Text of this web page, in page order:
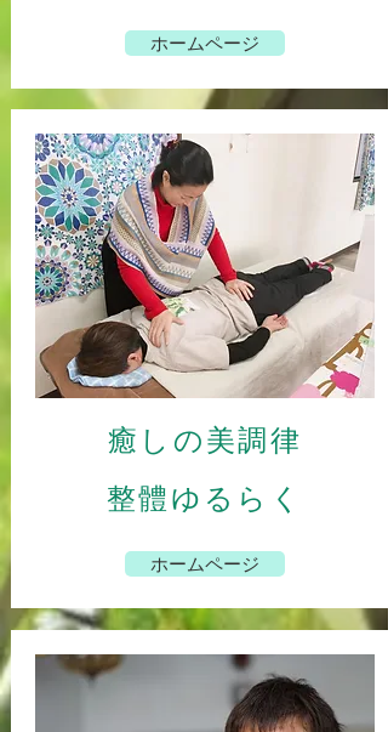
ホームページ
癒しの美調律
整體ゆるらく
ホームページ